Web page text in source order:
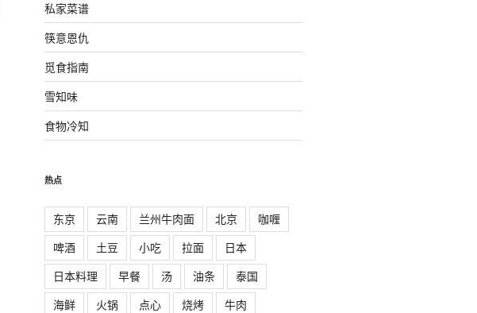
私家菜谱
筷意恩仇
觅食指南
雪知味
食物冷知
热点
东京 云南 兰州牛肉面 北京
咖喱
啤酒
土豆 小吃 拉面
日本
日本料理
早餐 汤 油条
泰国
海鲜
火锅 点心 烧烤
牛肉